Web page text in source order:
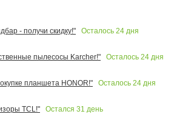
- получи скидку!"
Осталось 24 дня
пылесосы Karcher!"
Осталось 24 дня
планшета HONOR!"
Осталось 24 дня
TCL!"
Остался 31 день